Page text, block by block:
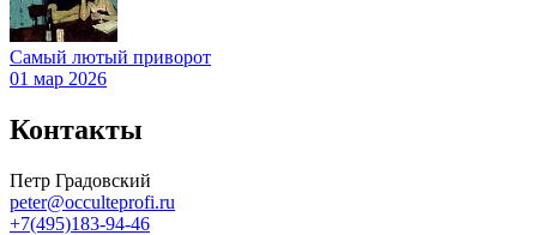
Самый лютый приворот
01 мар 2026
Контакты
Петр Градовский
peter@occulteprofi.ru
+7(495)183-94-46